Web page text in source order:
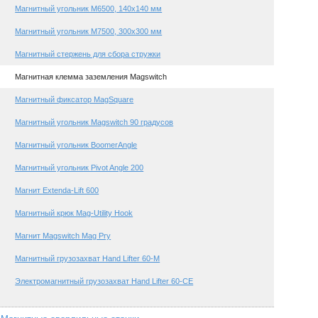
Магнитный угольник М6500, 140х140 мм
Магнитный угольник М7500, 300х300 мм
Магнитный стержень для сбора стружки
Магнитная клемма заземления Magswitch
Магнитный фиксатор MagSquare
Магнитный угольник Magswitch 90 градусов
Магнитный угольник BoomerAngle
Магнитный угольник Pivot Angle 200
Магнит Extenda-Lift 600
Магнитный крюк Mag-Utility Hook
Магнит Magswitch Mag Pry
Магнитный грузозахват Hand Lifter 60-M
Электромагнитный грузозахват Hand Lifter 60-CE